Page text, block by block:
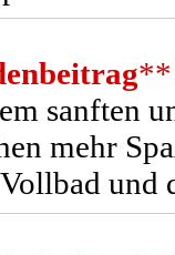
**
sanften
mehr
und